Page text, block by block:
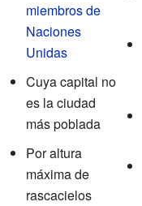
miembros de
Naciones
Unidas
Cuya capital no
es la ciudad
más poblada
Por altura
máxima de
rascacielos